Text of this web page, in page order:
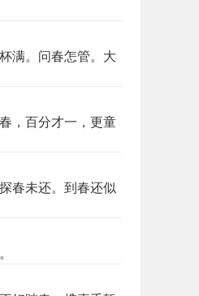
满。问春怎管。大
，百分才一，更童
春未还。到春还似